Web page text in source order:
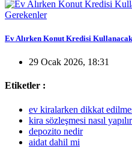
Ev Alırken Konut Kredisi
29 Ocak 2026, 18:31
Etiketler :
ev kiralarken dikkat
kira sözleşmesi nasıl yapılır
depozito nedir
aidat dahil mi